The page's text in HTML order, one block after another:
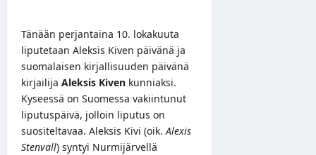
Tänään perjantaina 10. lokakuuta
liputetaan Aleksis Kiven päivänä ja
suomalaisen kirjallisuuden päivänä
kirjailija Aleksis Kiven kunniaksi.
Kyseessä on Suomessa vakiintunut
liputuspäivä, jolloin liputus on
suositeltavaa. Aleksis Kivi (oik.Alexis
Stenvall) syntyi Nurmijärvellä